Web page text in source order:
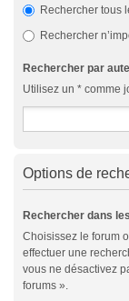
Rechercher tous
Rechercher
Rechercher par
Utilisez un * comme
Options de
Rechercher dans
Choisissez le forum
effectuer une
vous ne désactivez
forums ».